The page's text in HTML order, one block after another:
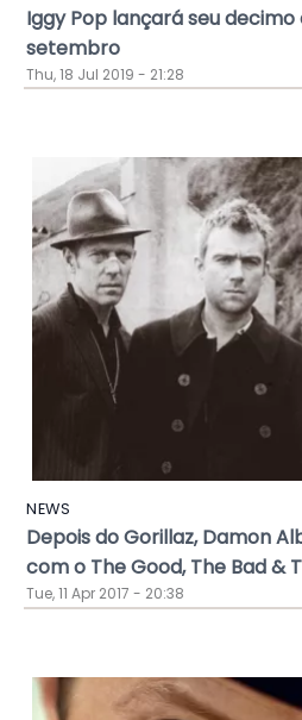
Iggy Pop lançará seu
setembro
Thu, 18 Jul 2019 - 21:28
NEWS
Depois do Gorillaz, Damon
com o The Good, The Bad &
Tue, 11 Apr 2017 - 20:38